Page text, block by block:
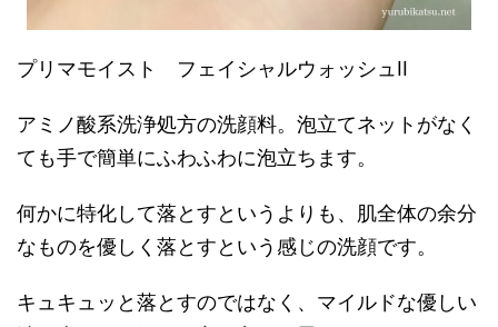
プリマモイスト フェイシャルウォッシュII
アミノ酸系洗浄処方の洗顔料。泡立てネットがなく
ても手で簡単にふわふわに泡立ちます。
何かに特化して落とすというよりも、肌全体の余分
なものを優しく落とすという感じの洗顔です。
キュキュッと落とすのではなく、マイルドな優しい